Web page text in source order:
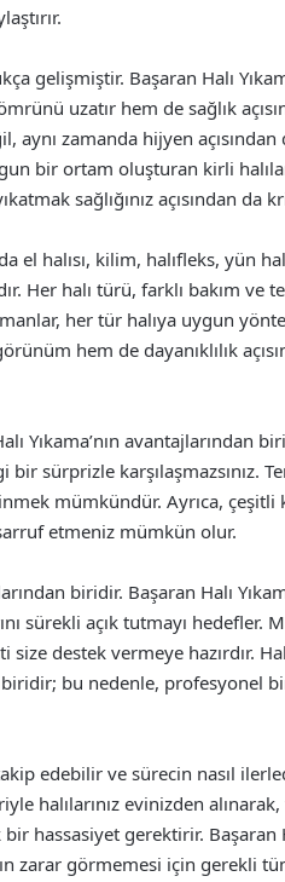
gelişmiştir. Başaran Halı
uzatır hem de sağlık
aynı zamanda hijyen
bir ortam oluşturan kirli
sağlığınız açısından da
el halısı, kilim, halıfleks, yün
Her halı türü, farklı bakım ve
her tür halıya uygun
hem de dayanıklılık
Yıkama’nın avantajlarından
bir sürprizle karşılaşmazsınız.
mümkündür. Ayrıca,
etmeniz mümkün olur.
biridir. Başaran Halı
sürekli açık tutmayı hedefler.
destek vermeye hazırdır.
bu nedenle, profesyonel
edebilir ve sürecin nasıl
halılarınız evinizden
bir hassasiyet gerektirir. Başaran
zarar görmemesi için gerekli